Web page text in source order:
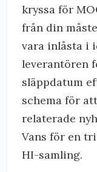
kryssa för
från din
vara inlåsta i
leverantören
släppdatum
schema för
relaterade
Vans för en
HI-samling.